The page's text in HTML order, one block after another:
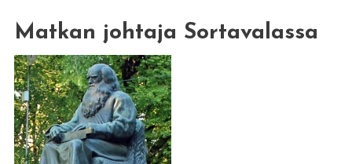
Matkan johtaja Sortavalassa